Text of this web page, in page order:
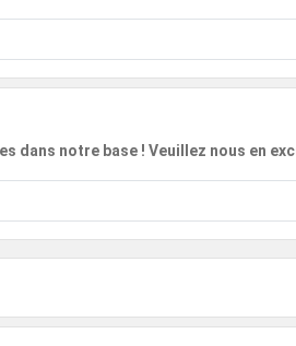
dans notre base ! Veuillez nous en